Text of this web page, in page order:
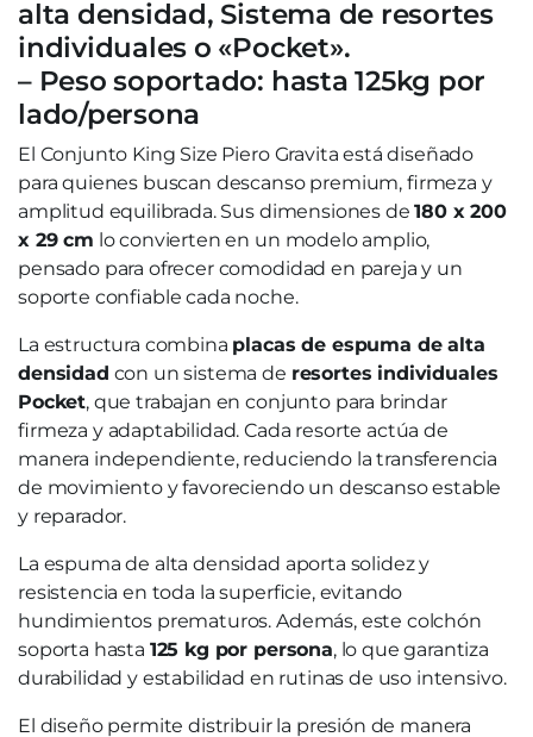
alta densidad, Sistema de resortes
individuales o «Pocket».
– Peso soportado: hasta 125kg por
lado/persona
El Conjunto King Size Piero Gravita está diseñado
para quienes buscan descanso premium, firmeza y
amplitud equilibrada. Sus dimensiones de180 x 200
x 29 cm lo convierten en un modelo amplio,
pensado para ofrecer comodidad en pareja y un
soporte confiable cada noche.
La estructura combina placas de espuma de alta
densidad con un sistema de resortes individuales
Pocket, que trabajan en conjunto para brindar
firmeza y adaptabilidad. Cada resorte actúa de
manera independiente, reduciendo la transferencia
de movimiento y favoreciendo un descanso estable
y reparador.
La espuma de alta densidad aporta solidez y
resistencia en toda la superficie, evitando
hundimientos prematuros. Además, este colchón
soporta hasta 125 kg por persona, lo que garantiza
durabilidad y estabilidad en rutinas de uso intensivo.
El diseño permite distribuir la presión de manera